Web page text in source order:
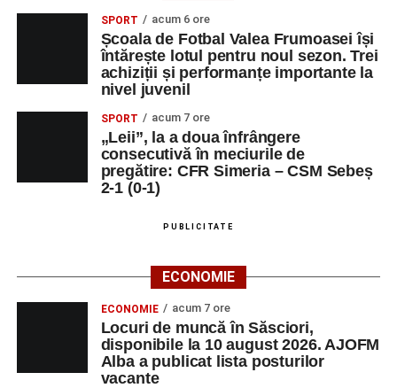
SPORT acum 6 ore
Școala de Fotbal Valea Frumoasei își
întărește lotul pentru noul sezon. Trei
achiziții și performanțe importante la
nivel juvenil
SPORT acum 7 ore
„Leii”, la a doua înfrângere
consecutivă în meciurile de
pregătire: CFR Simeria – CSM Sebeș
2-1 (0-1)
PUBLICITATE
ECONOMIE
ECONOMIE acum 7 ore
Locuri de muncă în Săsciori,
disponibile la 10 august 2026. AJOFM
Alba a publicat lista posturilor
vacante